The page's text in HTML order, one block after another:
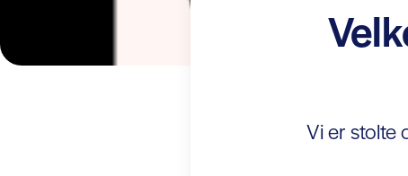
Vi er stolte